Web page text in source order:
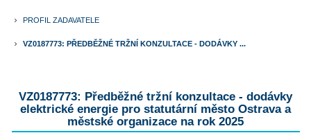
keyboard_arrow_right PROFIL ZADAVATELE
keyboard_arrow_right VZ0187773: PŘEDBĚŽNÉ TRŽNÍ KONZULTACE - DODÁVKY ...
VZ0187773: Předběžné tržní konzultace - dodávky
elektrické energie pro statutární město Ostrava a
městské organizace na rok 2025